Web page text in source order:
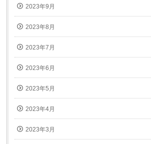
2023年9月
2023年8月
2023年7月
2023年6月
2023年5月
2023年4月
2023年3月